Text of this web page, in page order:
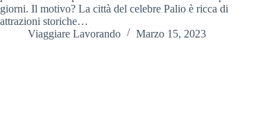
giorni. Il motivo? La città del celebre Palio è ricca di
attrazioni storiche…
Viaggiare Lavorando
Marzo 15, 2023